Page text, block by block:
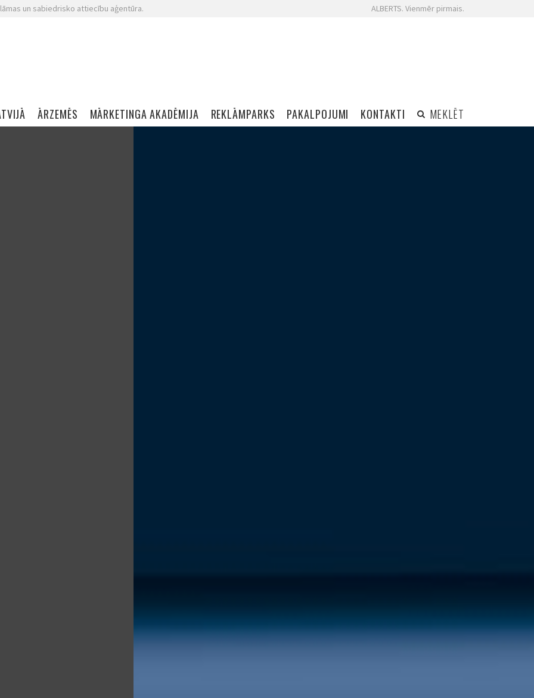
un sabiedrisko attiecību aģentūra. ALBERTS. Vienmēr pirmais.
ĀRZEMĒS MĀRKETINGA AKADĒMIJA REKLĀMPARKS PAKALPOJUMI KONTAKTI MEKLĒT